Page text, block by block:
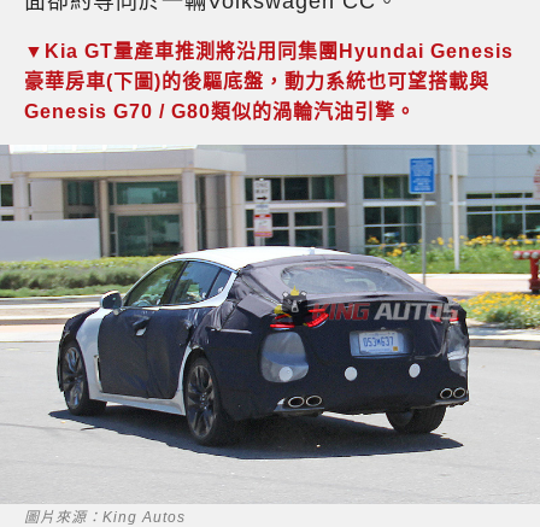
▼Kia GT量產車推測將沿用同集團Hyundai Genesis
豪華房車(下圖)的後驅底盤，動力系統也可望搭載與
Genesis G70 / G80類似的渦輪汽油引擎。
圖片來源：King Autos